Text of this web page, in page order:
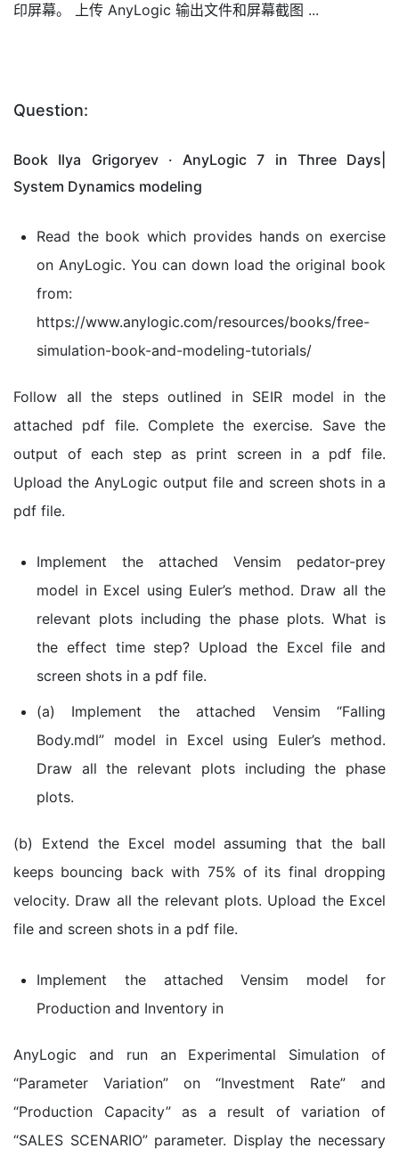
印屏幕。 上传 AnyLogic 输出文件和屏幕截图 ...
Question:
Book Ilya Grigoryev · AnyLogic 7 in Three Days|
System Dynamics modeling
Read the book which provides hands on exercise
on AnyLogic. You can down load the original book
from:
https://www.anylogic.com/resources/books/free-
simulation-book-and-modeling-tutorials/
Follow all the steps outlined in SEIR model in the
attached pdf file. Complete the exercise. Save the
output of each step as print screen in a pdf file.
Upload the AnyLogic output file and screen shots in a
pdf file.
Implement the attached Vensim pedator-prey
model in Excel using Euler’s method. Draw all the
relevant plots including the phase plots. What is
the effect time step? Upload the Excel file and
screen shots in a pdf file.
(a) Implement the attached Vensim “Falling
Body.mdl” model in Excel using Euler’s method.
Draw all the relevant plots including the phase
plots.
(b) Extend the Excel model assuming that the ball
keeps bouncing back with 75% of its final dropping
velocity. Draw all the relevant plots. Upload the Excel
file and screen shots in a pdf file.
Implement the attached Vensim model for
Production and Inventory in
AnyLogic and run an Experimental Simulation of
“Parameter Variation” on “Investment Rate” and
“Production Capacity” as a result of variation of
“SALES SCENARIO” parameter. Display the necessary